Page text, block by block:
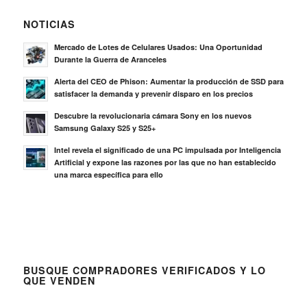
NOTICIAS
Mercado de Lotes de Celulares Usados: Una Oportunidad
Durante la Guerra de Aranceles
Alerta del CEO de Phison: Aumentar la producción de SSD para
satisfacer la demanda y prevenir disparo en los precios
Descubre la revolucionaria cámara Sony en los nuevos
Samsung Galaxy S25 y S25+
Intel revela el significado de una PC impulsada por Inteligencia
Artificial y expone las razones por las que no han establecido
una marca específica para ello
BUSQUE COMPRADORES VERIFICADOS Y LO
QUE VENDEN